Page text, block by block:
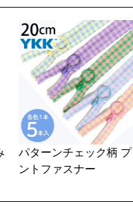
パターンチェック柄 プリ
ントファスナー